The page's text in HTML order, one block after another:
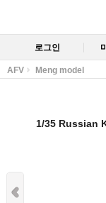
로그인
AFV Meng model
1/35 Russian